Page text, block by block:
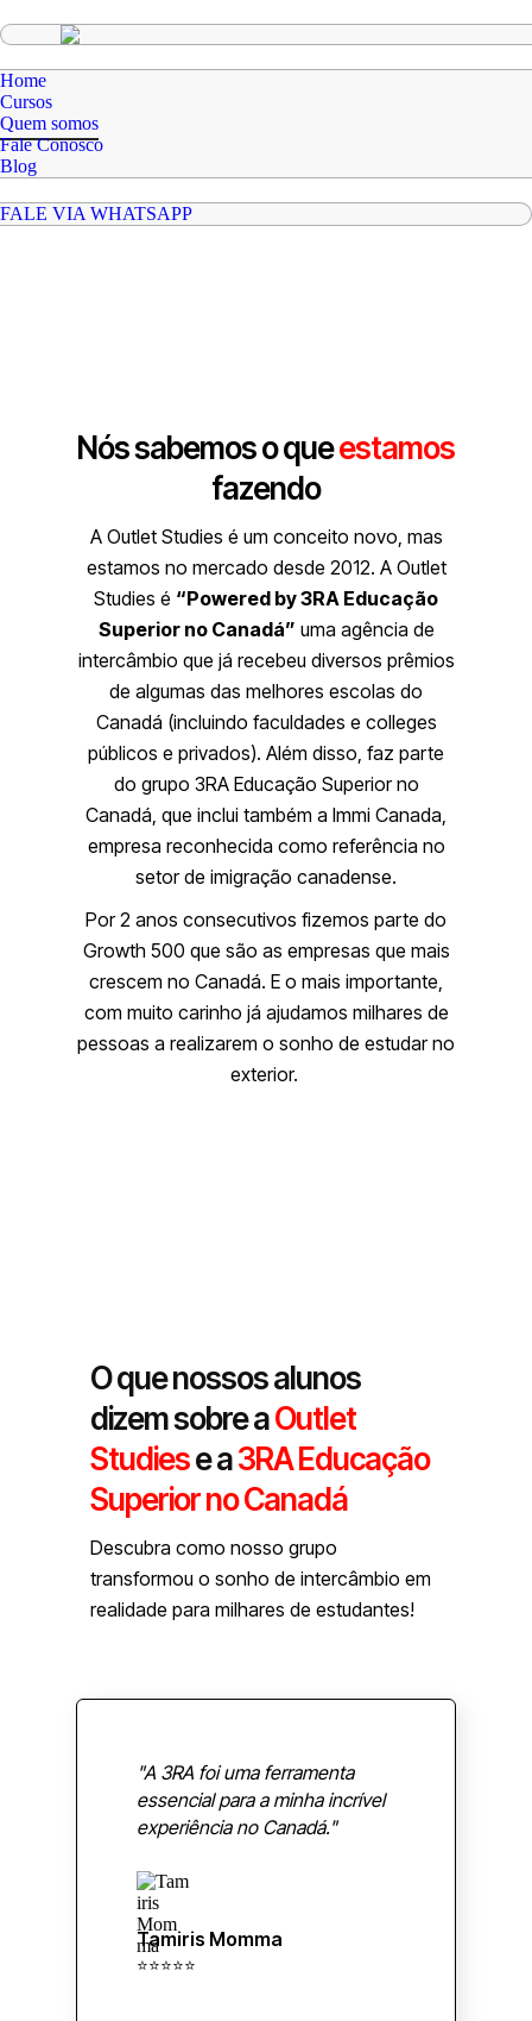
Home
Cursos
Quem somos
Fale Conosco
Blog
FALE VIA WHATSAPP
Nós sabemos o queestamos
fazendo
A Outlet Studies é um conceito novo, mas
estamos no mercado desde 2012. A Outlet
Studies é “Powered by 3RA Educação
Superior no Canadá” uma agência de
intercâmbio que já recebeu diversos prêmios
de algumas das melhores escolas do
Canadá (incluindo faculdades e colleges
públicos e privados). Além disso, faz parte
do grupo 3RA Educação Superior no
Canadá, que inclui também a Immi Canada,
empresa reconhecida como referência no
setor de imigração canadense.
Por 2 anos consecutivos fizemos parte do
Growth 500 que são as empresas que mais
crescem no Canadá. E o mais importante,
com muito carinho já ajudamos milhares de
pessoas a realizarem o sonho de estudar no
exterior.
O que nossos alunos
dizem sobre aOutlet
Studiese a3RA Educação
Superior no Canadá
Descubra como nosso grupo
transformou o sonho de intercâmbio em
realidade para milhares de estudantes!
"A 3RA foi uma ferramenta
essencial para a minha incrível
experiência no Canadá."
Tamiris Momma
⭐⭐⭐⭐⭐